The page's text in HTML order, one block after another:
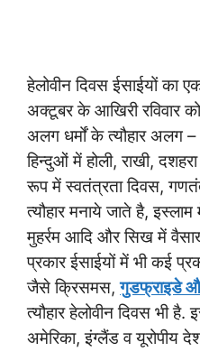
हेलोवीन दिवस ईसाईयों का
अक्टूबर के आखिरी रविवार
अलग धर्मों के त्यौहार अलग
हिन्दुओं में होली, राखी, दशहरा
रूप में स्वतंत्रता दिवस,
त्यौहार मनाये जाते है,
मुहर्रम आदि और सिख में
प्रकार ईसाईयों में भी कई
जैसे क्रिसमस,गुडफ्राइडे
त्यौहार हेलोवीन दिवस भी है.
अमेरिका, इंग्लैंड व यूरोपीय